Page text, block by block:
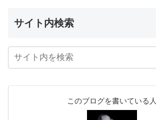
サイト内検索
このブログを書いている人